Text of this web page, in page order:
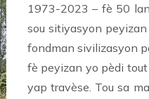
1973-2023 – fè 50
sou sitiyasyon
fondman sivilizasyon
fè peyizan yo pèdi
yap travèse. Tou sa